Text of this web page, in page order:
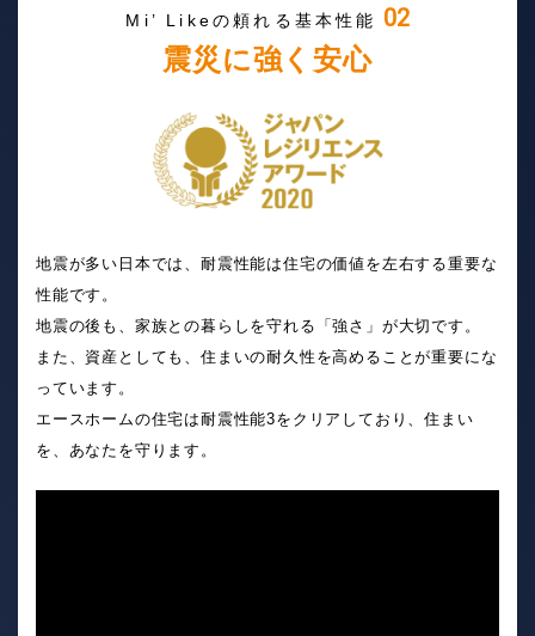
Mi’ Likeの頼れる基本性能 02
震災に強く安心
地震が多い日本では、耐震性能は住宅の価値を左右する重要な
性能です。
地震の後も、家族との暮らしを守れる「強さ」が大切です。
また、資産としても、住まいの耐久性を高めることが重要にな
っています。
エースホームの住宅は耐震性能3をクリアしており、住まい
を、あなたを守ります。